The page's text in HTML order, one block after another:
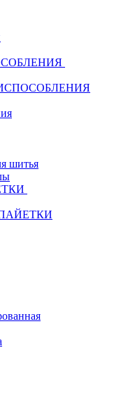
шитья